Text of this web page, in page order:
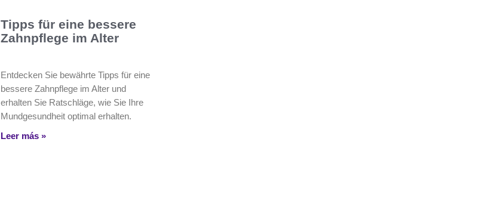
Tipps für eine bessere
Zahnpflege im Alter
Entdecken Sie bewährte Tipps für eine
bessere Zahnpflege im Alter und
erhalten Sie Ratschläge, wie Sie Ihre
Mundgesundheit optimal erhalten.
Leer más »